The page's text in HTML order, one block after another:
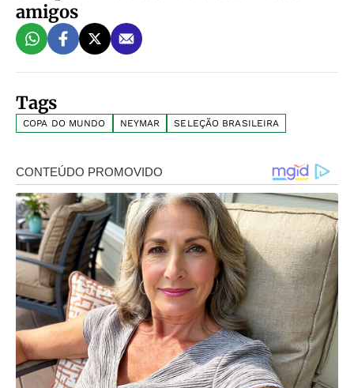
amigos
Tags
COPA DO MUNDO NEYMAR SELEÇÃO BRASILEIRA